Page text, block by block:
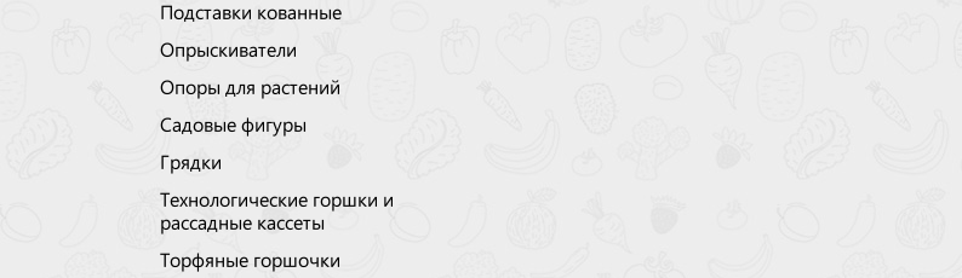
Подставки кованные
Опрыскиватели
Опоры для растений
Садовые фигуры
Грядки
Технологические горшки и
рассадные кассеты
Торфяные горшочки